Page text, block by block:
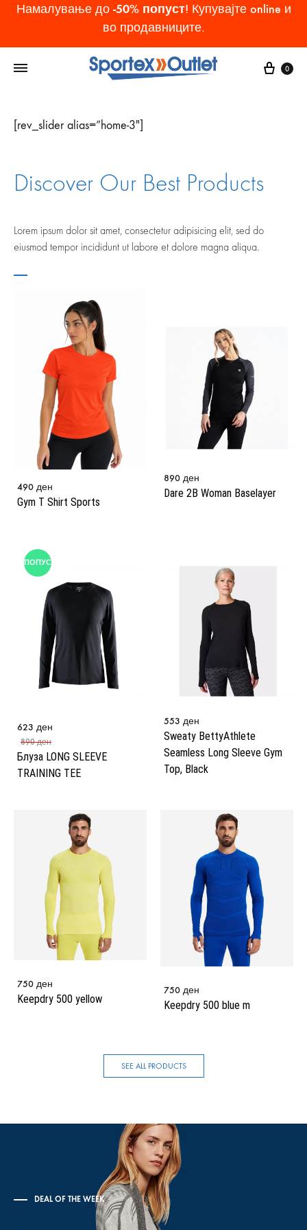
Намалување до -50% попуст! Купувајте online и
во продавниците.
Cart
0
[rev_slider alias=”home-3″]
Discover Our Best Products
Lorem ipsum dolor sit amet, consectetur adipisicing elit, sed do
eiusmod tempor incididunt ut labore et dolore magna aliqua.
Gym T Shirt Sports
490 ден Dare 2B Woman Baselayer
890 ден
ПОПУСТ
Блуза LONG SLEEVE
TRAINING TEE
623 ден
890ден
Sweaty BettyAthlete
Seamless Long Sleeve Gym
Top, Black
553 ден
Keepdry 500 yellow
750 ден
Keepdry 500 blue m
750 ден
SEE ALL PRODUCTS
DEAL OF THE WEEK